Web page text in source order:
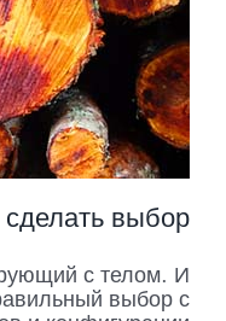
сделать выбор
с телом. И
выбор с